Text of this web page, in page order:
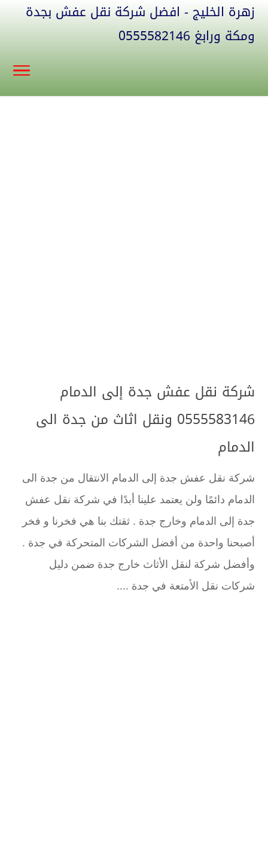
زهرة الخليج - افضل شركة نقل عفش بجدة
ومكة ورابغ 0555582146
شركة نقل عفش جدة إلى الدمام
0555583146 ونقل اثاث من جدة الى
الدمام
شركة نقل عفش جدة إلى الدمام الانتقال من جدة الى
الدمام دائمًا ولن يعتمد علينا أبدًا في شركة نقل عفش
جدة إلى الدمام وخارج جدة . ثقتك بنا هي فخرنا و فخر
أصبحنا واحدة من أفضل الشركات المتحركة في جدة .
وأفضل شركة لنقل الأثاث خارج جدة ضمن دليل
شركات نقل الأمتعة في جدة ....